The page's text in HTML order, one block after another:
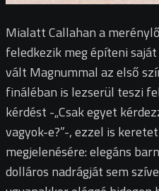
Mialatt Callahan a
feledkezik meg építeni
vált Magnummal az első
fináléban is lezserül teszi
kérdést -„Csak egyet
vagyok-e?”-, ezzel is
megjelenésére: elegáns
dolláros nadrágját sem